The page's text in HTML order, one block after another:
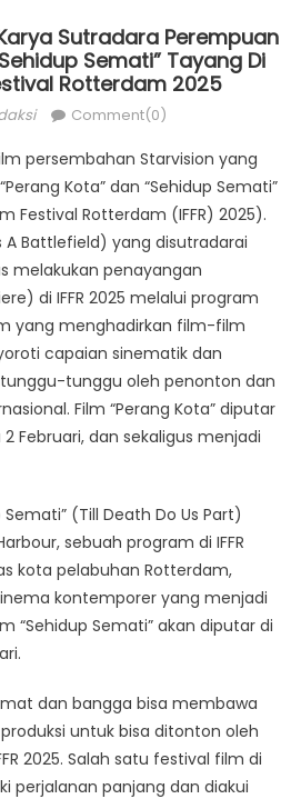
Sutradara Perempuan
Semati” Tayang Di
Rotterdam 2025
Comment(0)
persembahan Starvision yang
Kota” dan “Sehidup Semati”
Festival Rotterdam (IFFR) 2025).
A Battlefield) yang disutradarai
melakukan penayangan
di IFFR 2025 melalui program
yang menghadirkan film-film
capaian sinematik dan
tunggu oleh penonton dan
Film “Perang Kota” diputar
Februari, dan sekaligus menjadi
(Till Death Do Us Part)
sebuah program di IFFR
kota pelabuhan Rotterdam,
kontemporer yang menjadi
“Sehidup Semati” akan diputar di
dan bangga bisa membawa
untuk bisa ditonton oleh
2025. Salah satu festival film di
perjalanan panjang dan diakui